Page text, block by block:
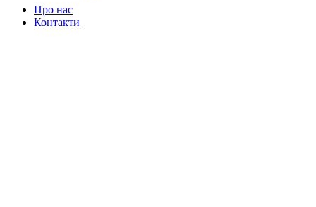
Про нас
Контакти